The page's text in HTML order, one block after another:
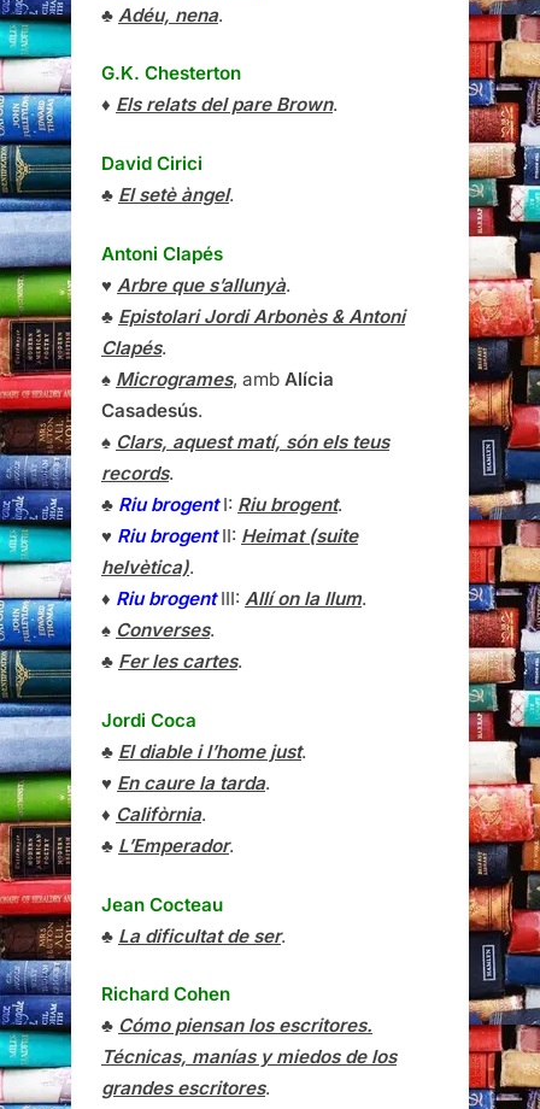
♣ Adéu, nena.
G.K. Chesterton
♦ Els relats del pare Brown.
David Cirici
♣ El setè àngel.
Antoni Clapés
♥ Arbre que s’allunyà.
♣ Epistolari Jordi Arbonès & Antoni
Clapés.
♠ Microgrames, amb Alícia
Casadesús.
♠ Clars, aquest matí, són els teus
records.
♣ Riu brogentI: Riu brogent.
♥ Riu brogentII: Heimat (suite
helvètica).
♦ Riu brogentIII: Allí on la llum.
♠ Converses.
♣ Fer les cartes.
Jordi Coca
♣ El diable i l’home just.
♥ En caure la tarda.
♦ Califòrnia.
♣ L’Emperador.
Jean Cocteau
♣ La dificultat de ser.
Richard Cohen
♣ Cómo piensan los escritores.
Técnicas, manías y miedos de los
grandes escritores.